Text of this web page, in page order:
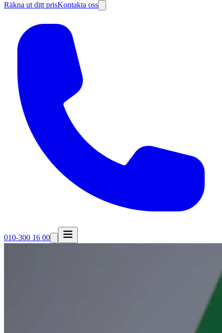
Räkna ut ditt prisKontakta oss
010-300 16 00